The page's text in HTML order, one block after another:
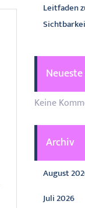
Leitfaden
Keine
Archiv
August
Juli 2026